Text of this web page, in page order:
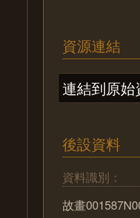
資源連結
連結到原始
後設資料
資料識別：
故畫